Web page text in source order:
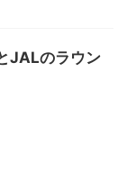
JALのラウン